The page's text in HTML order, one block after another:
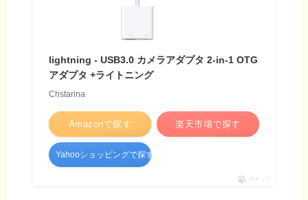
lightning - USB3.0 カメラアダプタ 2-in-1 OTG
アダプタ +ライトニング
Chstarina
Amazonで探す 楽天市場で探す
Yahooショッピングで探す
ポチップ